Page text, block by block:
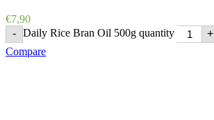
€7,90
- Daily Rice Bran Oil 500g quantity +
Compare